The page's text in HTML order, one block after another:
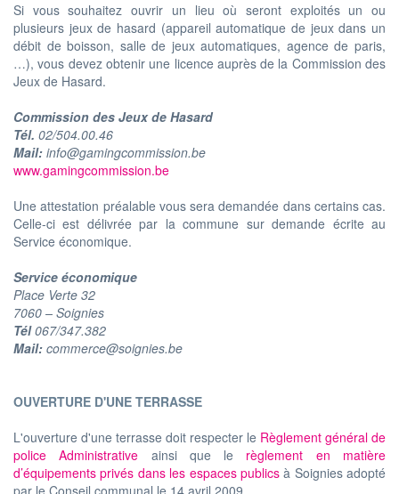
Si vous souhaitez ouvrir un lieu où seront exploités un ou
plusieurs jeux de hasard (appareil automatique de jeux dans un
débit de boisson, salle de jeux automatiques, agence de paris,
…), vous devez obtenir une licence auprès de la Commission des
Jeux de Hasard.
Commission des Jeux de Hasard
Tél. 02/504.00.46
Mail: info@gamingcommission.be
www.gamingcommission.be
Une attestation préalable vous sera demandée dans certains cas.
Celle-ci est délivrée par la commune sur demande écrite au
Service économique.
Service économique
Place Verte 32
7060 – Soignies
Tél067/347.382
Mail: commerce@soignies.be
OUVERTURE D'UNE TERRASSE
L'ouverture d'une terrasse doit respecter le Règlement général de
police Administrative ainsi que le règlement en matière
d’équipements privés dans les espaces publicsà Soignies adopté
par le Conseil communal le 14 avril 2009.